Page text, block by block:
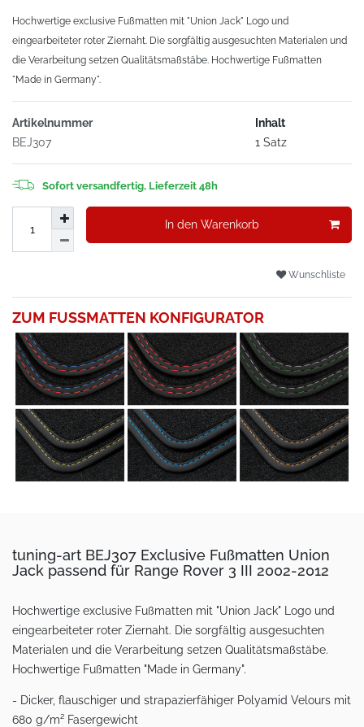
Hochwertige exclusive Fußmatten mit "Union Jack" Logo und
eingearbeiteter roter Ziernaht. Die sorgfältig ausgesuchten Materialen und
die Verarbeitung setzen Qualitätsmaßstäbe. Hochwertige Fußmatten
"Made in Germany".
Artikelnummer
BEJ307
Inhalt
1 Satz
Sofort versandfertig, Lieferzeit 48h
In den Warenkorb
Wunschliste
ZUM FUSSMATTEN KONFIGURATOR
tuning-art BEJ307 Exclusive Fußmatten Union
Jack passend für Range Rover 3 III 2002-2012
Hochwertige exclusive Fußmatten mit "Union Jack" Logo und
eingearbeiteter roter Ziernaht. Die sorgfältig ausgesuchten
Materialen und die Verarbeitung setzen Qualitätsmaßstäbe.
Hochwertige Fußmatten "Made in Germany".
- Dicker, flauschiger und strapazierfähiger Polyamid Velours mit
680 g/m² Fasergewicht